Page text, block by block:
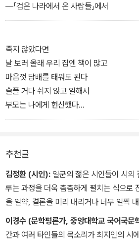
―「검은 나라에서 온 사람들」에서
죽지 않았다면
날 보러 올래 우리 집엔 책이 많고
마음껏 담배를 태워도 된다
슬플 거다 쉬지 않고 일해서
부모는 나에게 헌신했다
나는 그러질 못하고
추천글
김정환 (시인): 일군의 젊은 시인들이 시의
루는 과정을 더욱 촘촘하게 펼치는 식으
을 일약, 결론을 미리 내리거나 너무 일찍
만드는 것은 시의 발전에서 드문 일이 아니
것은 그 촘촘한 과정이 여러 정상과 일상의
이경수 (문학평론가, 중앙대학교 국어국문
간과 여러 타인들의 목소리가 최지인의 시